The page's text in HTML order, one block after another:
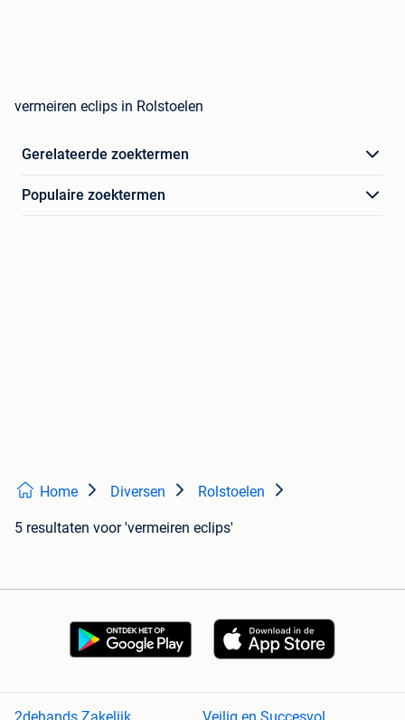
vermeiren eclips in Rolstoelen
Gerelateerde zoektermen
Populaire zoektermen
Home Diversen Rolstoelen
5 resultaten voor 'vermeiren eclips'